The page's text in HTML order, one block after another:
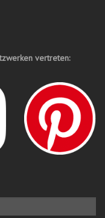
vertreten: